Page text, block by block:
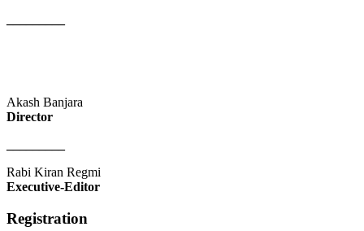
Akash Banjara
Director
Rabi Kiran Regmi
Executive-Editor
Registration